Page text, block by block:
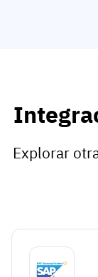
Explorar